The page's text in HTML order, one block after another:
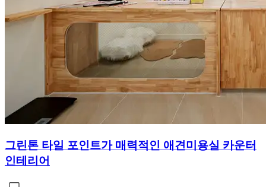
그린톤 타일 포인트가 매력적인 애견미용실 카운터
인테리어